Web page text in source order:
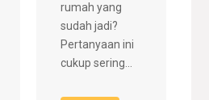
rumah yang
sudah jadi?
Pertanyaan ini
cukup sering...